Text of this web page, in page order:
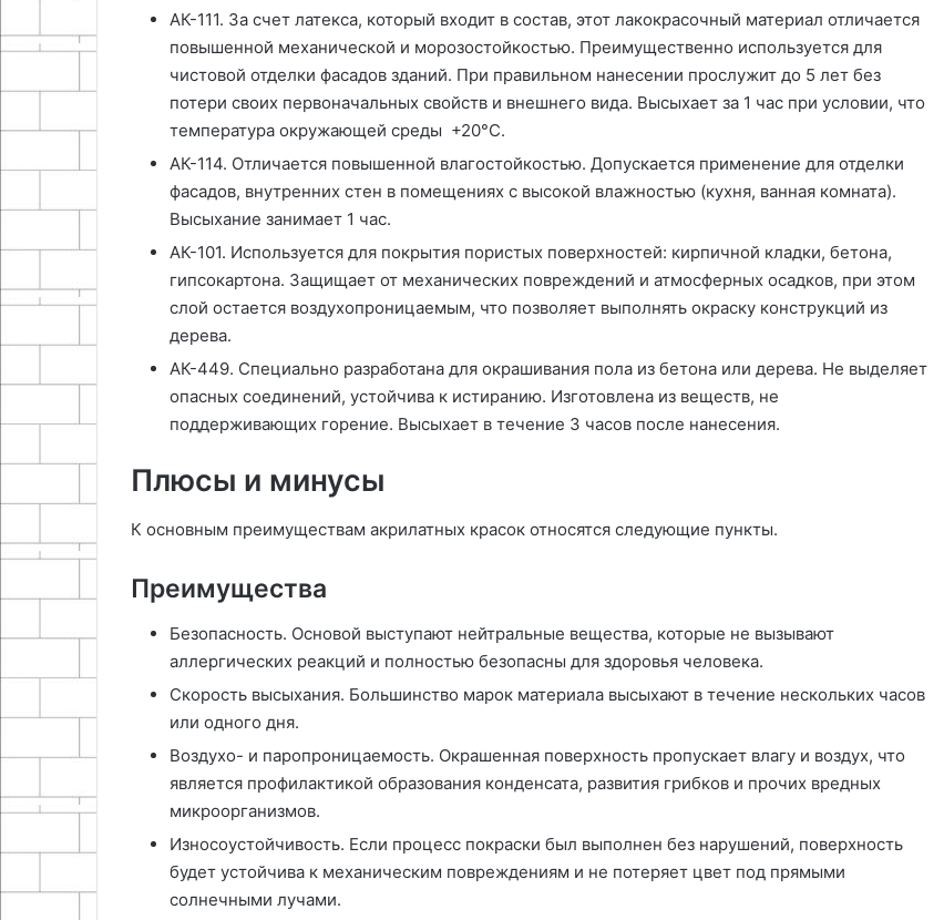
АК-111. За счет латекса, который входит в состав, этот лакокрасочный материал отличается
повышенной механической и морозостойкостью. Преимущественно используется для
чистовой отделки фасадов зданий. При правильном нанесении прослужит до 5 лет без
потери своих первоначальных свойств и внешнего вида. Высыхает за 1 час при условии, что
температура окружающей среды +20°C.
АК-114. Отличается повышенной влагостойкостью. Допускается применение для отделки
фасадов, внутренних стен в помещениях с высокой влажностью (кухня, ванная комната).
Высыхание занимает 1 час.
АК-101. Используется для покрытия пористых поверхностей: кирпичной кладки, бетона,
гипсокартона. Защищает от механических повреждений и атмосферных осадков, при этом
слой остается воздухопроницаемым, что позволяет выполнять окраску конструкций из
дерева.
АК-449. Специально разработана для окрашивания пола из бетона или дерева. Не выделяет
опасных соединений, устойчива к истиранию. Изготовлена из веществ, не
поддерживающих горение. Высыхает в течение 3 часов после нанесения.
Плюсы и минусы
К основным преимуществам акрилатных красок относятся следующие пункты.
Преимущества
Безопасность. Основой выступают нейтральные вещества, которые не вызывают
аллергических реакций и полностью безопасны для здоровья человека.
Скорость высыхания. Большинство марок материала высыхают в течение нескольких часов
или одного дня.
Воздухо- и паропроницаемость. Окрашенная поверхность пропускает влагу и воздух, что
является профилактикой образования конденсата, развития грибков и прочих вредных
микроорганизмов.
Износоустойчивость. Если процесс покраски был выполнен без нарушений, поверхность
будет устойчива к механическим повреждениям и не потеряет цвет под прямыми
солнечными лучами.